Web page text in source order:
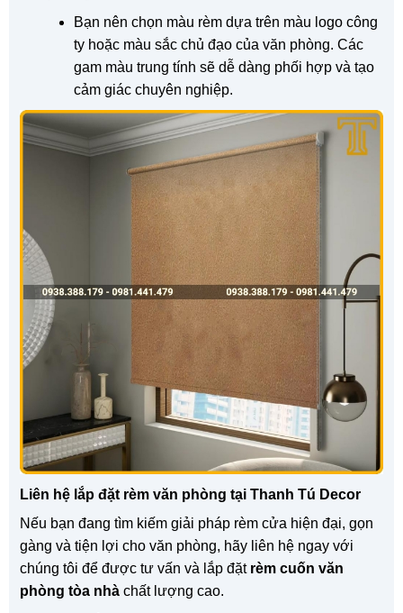
Bạn nên chọn màu rèm dựa trên màu logo công
ty hoặc màu sắc chủ đạo của văn phòng. Các
gam màu trung tính sẽ dễ dàng phối hợp và tạo
cảm giác chuyên nghiệp.
Liên hệ lắp đặt rèm văn phòng tại Thanh Tú Decor
Nếu bạn đang tìm kiếm giải pháp rèm cửa hiện đại, gọn
gàng và tiện lợi cho văn phòng, hãy liên hệ ngay với
chúng tôi để được tư vấn và lắp đặt rèm cuốn văn
phòng tòa nhà chất lượng cao.